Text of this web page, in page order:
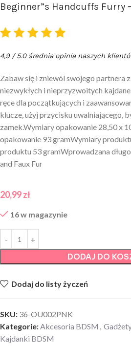
Beginner”s Handcuffs Furry
4,9 / 5.0 średnia opinia naszych
Zabaw się i zniewól swojego partnera
niezwykłych i nieprzyzwoitych
ręce dla początkujących i
klucze, użyj przycisku uwalniającego,
zamek.Wymiary opakowanie 28,50 x
opakowanie 93 gramWymiary
produktu 53 gramWprowadzana
and Faux Fur
20,99zł
16 w magazynie
DODAJ DO
Dodaj do listy życzeń
SKU: 36-OU002PNK
Kategorie:Akcesoria BDSM ,
Kajdanki BDSM